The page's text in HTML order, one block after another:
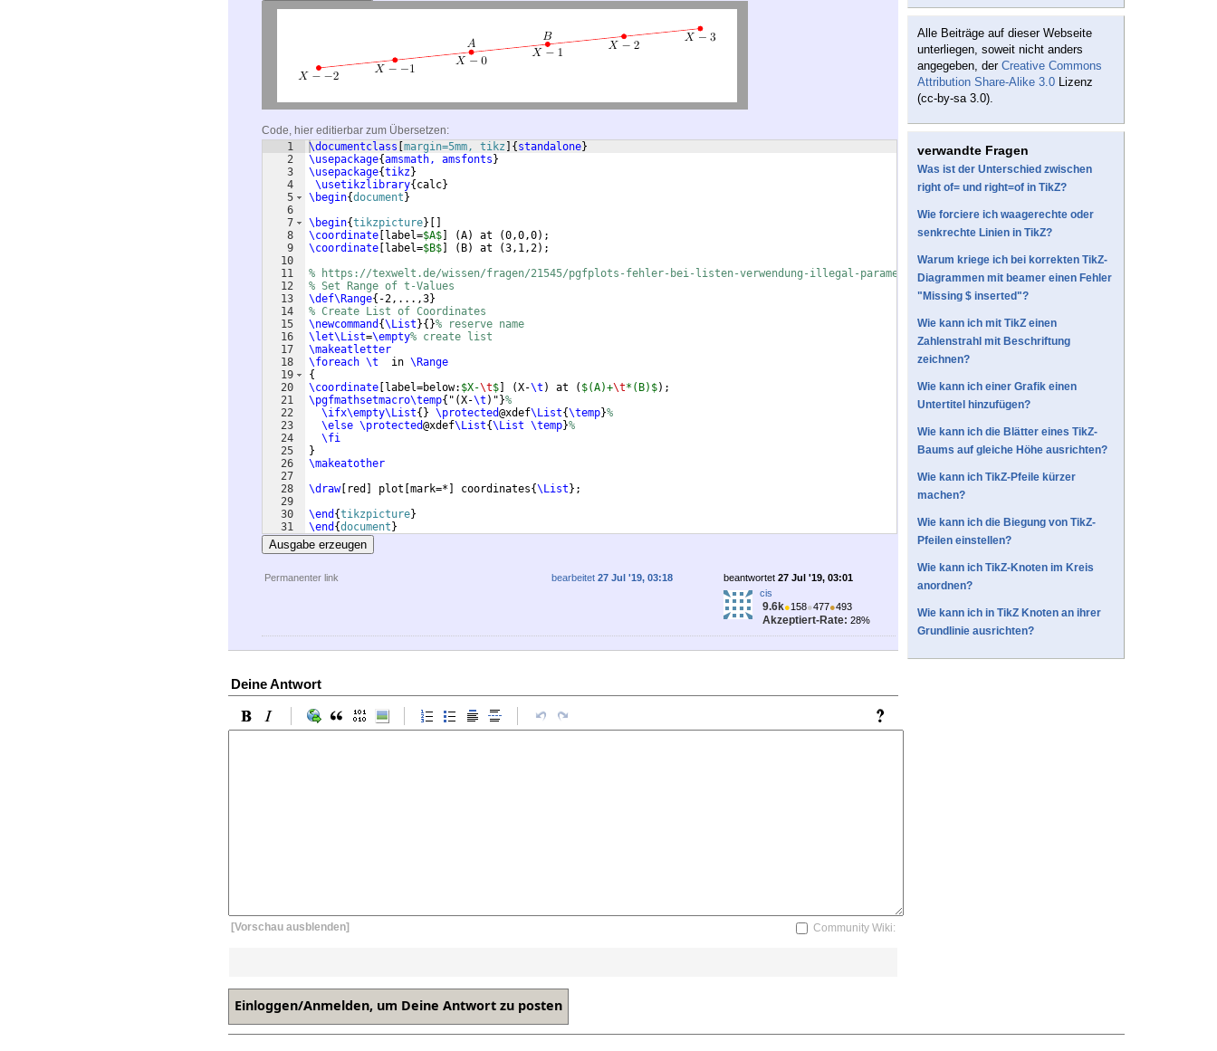
Code, hier editierbar zum Übersetzen:
1
2
3
4
5
6
7
8
9
10
11
12
13
14
15
16
17
18
19
20
21
22
23
24
25
26
27
28
29
30
31
\documentclass margin=5mm, tikz { standalone}
\usepackage{amsmath, amsfonts }
\usepackage{tikz}
\usetikzlibrary{ calc}
\begin{document }
\begin{tikzpicture}
\coordinate
label=$A$ (A) at (0,0,0) ;
\coordinate
label=$B$ ( B) at (3,1,2) ;
% https://texwelt.de/wissen/fragen/21545/pgfplots-fehler-bei-listen-verwendung-illegal-parameter-number-in-definition
% Set Range of t-Values
\def\Range{ -2,...,3}
% Create List of Coordinates
\newcommand {\List }{ }% reserve name
\let\List=\empty% create list
\makeatletter
\foreach \t
  in
\Range
{
\coordinate
label=below: $X-\t$ (X-\t ) at ( $(A)+\t*(B)$) ;
\pgfmathsetmacro\temp{ " (X-\t ) " }%
\ifx\empty\List{ } \protected@xdef\List{\temp}%
\else \protected@xdef\List{\List \temp}%
\fi
}
\makeatother
\draw[ red plot mark=* coordinates{\List } ;
\end {tikzpicture}
\end {document }
Ausgabe erzeugen
Permanenter link beantwortet 27 Jul '19, 03:01
cis
9.6k●158●477●493
Akzeptiert-Rate: 28%
bearbeitet 27 Jul '19, 03:18
Deine Antwort
[Vorschau ausblenden] Community Wiki:
Alle Beiträge auf dieser Webseite
unterliegen, soweit nicht anders
angegeben, der Creative Commons
Attribution Share-Alike 3.0 Lizenz
(cc-by-sa 3.0).
verwandte Fragen
Was ist der Unterschied zwischen
right of= und right=of in TikZ?
Wie forciere ich waagerechte oder
senkrechte Linien in TikZ?
Warum kriege ich bei korrekten TikZ-
Diagrammen mit beamer einen Fehler
"Missing $ inserted"?
Wie kann ich mit TikZ einen
Zahlenstrahl mit Beschriftung
zeichnen?
Wie kann ich einer Grafik einen
Untertitel hinzufügen?
Wie kann ich die Blätter eines TikZ-
Baums auf gleiche Höhe ausrichten?
Wie kann ich TikZ-Pfeile kürzer
machen?
Wie kann ich die Biegung von TikZ-
Pfeilen einstellen?
Wie kann ich TikZ-Knoten im Kreis
anordnen?
Wie kann ich in TikZ Knoten an ihrer
Grundlinie ausrichten?